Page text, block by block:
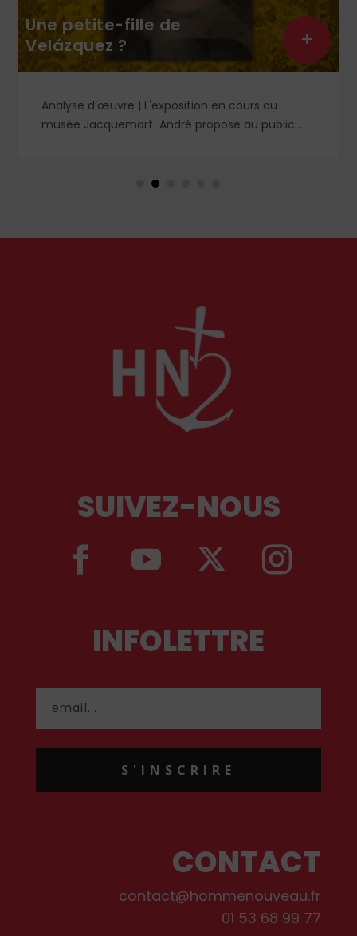
Une petite-fille de
Velázquez ?
Analyse d’œuvre | L'exposition en cours au
musée Jacquemart-André propose au public
dans un style qui tranche avec les ceux qui
+
SUIVEZ-NOUS
INFOLETTRE
S'INSCRIRE
CONTACT
contact@hommenouveau.fr
01 53 68 99 77